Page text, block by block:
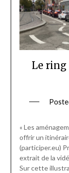
Le ring
« Les
offrir un
(participer.eu)
extrait de la
Sur cette